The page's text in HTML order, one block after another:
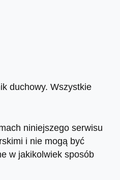
duchowy. Wszystkie
niniejszego serwisu
i nie mogą być
w jakikolwiek sposób